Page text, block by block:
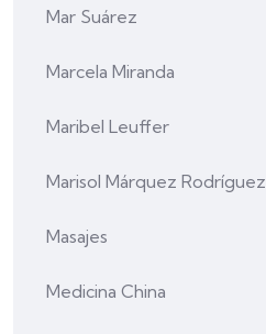
Mar Suárez
Marcela Miranda
Maribel Leuffer
Marisol Márquez Rodríguez
Masajes
Medicina China